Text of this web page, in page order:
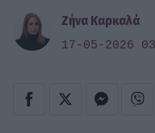
Ζήνα Καρκαλά
17-05-2026